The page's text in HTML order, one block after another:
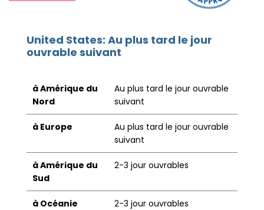
United States: Au plus tard le jour
ouvrable suivant
à Amérique du
Nord
Au plus tard le jour ouvrable
suivant
à Europe
Au plus tard le jour ouvrable
suivant
à Amérique du
Sud
2-3 jour ouvrables
à Océanie 2-3 jour ouvrables